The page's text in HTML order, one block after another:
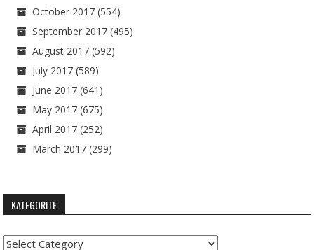
October 2017 (554)
September 2017 (495)
August 2017 (592)
July 2017 (589)
June 2017 (641)
May 2017 (675)
April 2017 (252)
March 2017 (299)
KATEGORITË
Kategoritë